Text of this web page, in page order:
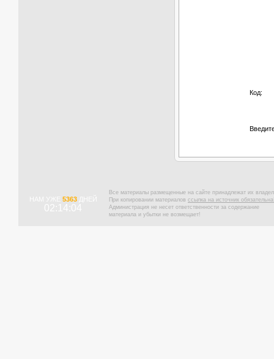
Код:
НАМ УЖЕ 5363ДНЕЙ
02:14:05
Все материалы размещенные на сайте принадлежат их
При копировании материалов ссылка на источник
Администрация не несет ответственности за содержание
материала и убытки не возмещает!